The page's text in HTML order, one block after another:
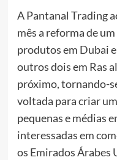
A Pantanal Trading
mês a reforma de
produtos em Dubai
outros dois em Ras
próximo, tornando-
voltada para criar
pequenas e médias
interessadas em
os Emirados Árabes